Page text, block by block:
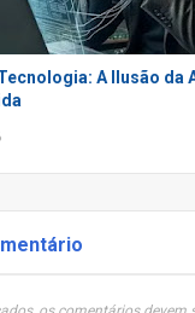
A Ilusão da